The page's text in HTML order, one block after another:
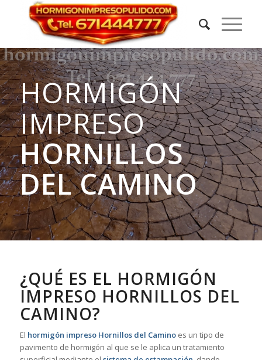
HORMIGÓN
IMPRESO
HORNILLOS
DEL CAMINO
¿QUÉ ES EL HORMIGÓN
IMPRESO HORNILLOS DEL
CAMINO?
El hormigón impreso Hornillos del Caminoes un tipo de
pavimento de hormigón al que se le aplica un tratamiento